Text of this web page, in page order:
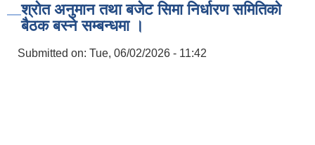
श्रोत अनुमान तथा बजेट सिमा निर्धारण समितिको
बैठक बस्ने सम्बन्धमा ।
Submitted on: Tue, 06/02/2026 - 11:42